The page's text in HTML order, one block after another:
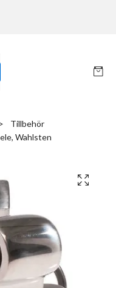
Tillbehör
Wahlsten